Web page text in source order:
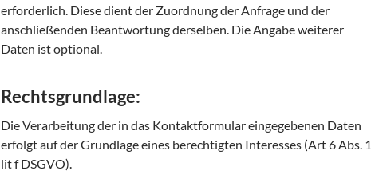
erforderlich. Diese dient der Zuordnung der Anfrage und der
anschließenden Beantwortung derselben. Die Angabe weiterer
Daten ist optional.
Rechtsgrundlage:
Die Verarbeitung der in das Kontaktformular eingegebenen Daten
erfolgt auf der Grundlage eines berechtigten Interesses (Art 6 Abs. 1
lit f DSGVO).